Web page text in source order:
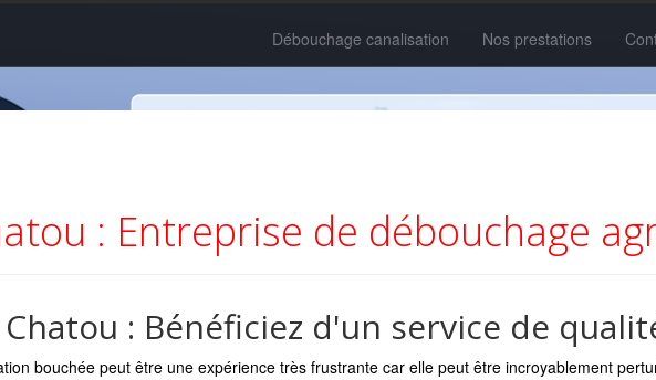
Débouchage canalisation Nos prestations
: Entreprise de débouchage
: Bénéficiez d'un service de
bouchée peut être une expérience très frustrante car elle peut être incroyablement